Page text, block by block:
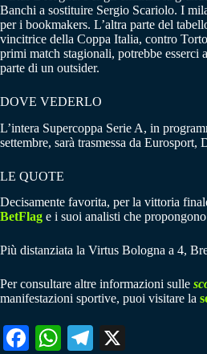
Banchi a sostituire Sergio Scariolo. I
per i bookmakers. L’altra parte del
vincitrice della Coppa Italia, contro
primi match stagionali, potrebbe esserci
parte di un outsider.
DOVE VEDERLO
L’intera Supercoppa Serie A, in
settembre, sarà trasmessa da
LE QUOTE
Decisamente favorita, per la vittoria
BetFlag e i suoi analisti che
Più distanziata la Virtus Bologna a 4,
Per consultare altre informazioni sulle
manifestazioni sportive, puoi visitare la
Fa W
Te